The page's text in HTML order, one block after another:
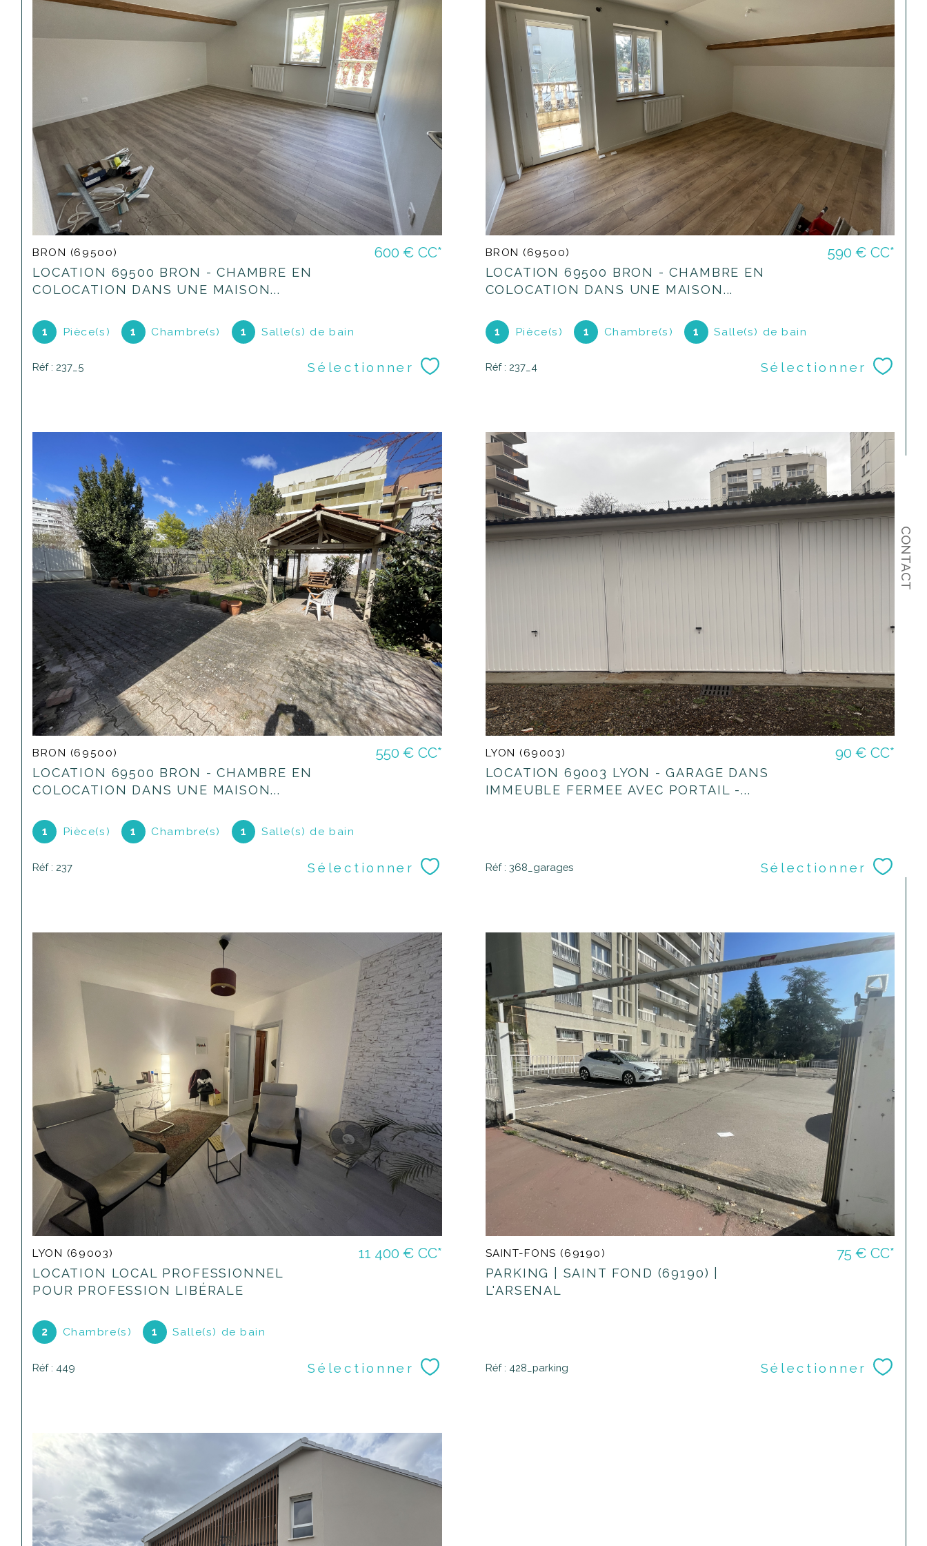
CONTACT
BRON (69500)
LOCATION 69500 BRON - CHAMBRE EN
COLOCATION DANS UNE MAISON...
600 € CC*
1 Pièce(s) 1 Chambre(s) 1 Salle(s) de bain
Réf : 237_5 Sélectionner
BRON (69500)
LOCATION 69500 BRON - CHAMBRE EN
COLOCATION DANS UNE MAISON...
590 € CC*
1 Pièce(s) 1 Chambre(s) 1 Salle(s) de bain
Réf : 237_4 Sélectionner
BRON (69500)
LOCATION 69500 BRON - CHAMBRE EN
COLOCATION DANS UNE MAISON...
550 € CC*
1 Pièce(s) 1 Chambre(s) 1 Salle(s) de bain
Réf : 237 Sélectionner
LYON (69003)
LOCATION 69003 LYON - GARAGE DANS
IMMEUBLE FERMEE AVEC PORTAIL -...
90 € CC*
Réf : 368_garages Sélectionner
LYON (69003)
LOCATION LOCAL PROFESSIONNEL
POUR PROFESSION LIBÉRALE
11 400 € CC*
2 Chambre(s) 1 Salle(s) de bain
Réf : 449 Sélectionner
SAINT-FONS (69190)
PARKING | SAINT FOND (69190) |
L'ARSENAL
75 € CC*
Réf : 428_parking Sélectionner